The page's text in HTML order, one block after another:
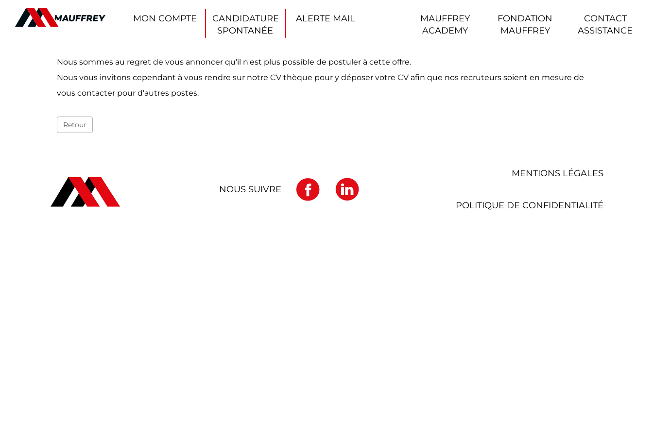
MON COMPTE
CANDIDATURE
SPONTANÉE
ALERTE MAIL
MAUFFREY
ACADEMY
FONDATION
MAUFFREY
CONTACT
ASSISTANCE
Nous sommes au regret de vous annoncer qu'il n'est plus possible de postuler à cette offre.
Nous vous invitons cependant à vous rendre sur notre CV thèque pour y déposer votre CV afin que nos recruteurs soient en mesure de
vous contacter pour d'autres postes.
Retour
NOUS SUIVRE
MENTIONS LÉGALES
POLITIQUE DE CONFIDENTIALITÉ